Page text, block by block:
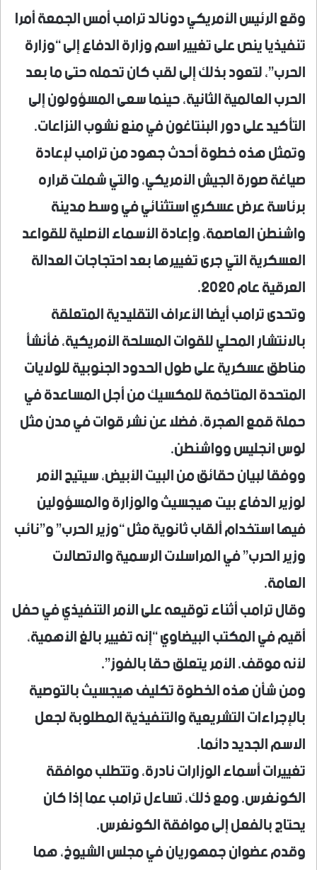
وقع الرئيس الأمريكي دونالد ترامب أمس الجمعة أمرا
تنفيذيا ينص على تغيير اسم وزارة الدفاع إلى “وزارة
الحرب”، لتعود بذلك إلى لقب كان تحمله حتى ما بعد
الحرب العالمية الثانية، حينما سعى المسؤولون إلى
التأكيد على دور البنتاغون في منع نشوب النزاعات.
وتمثل هذه خطوة أحدث جهود من ترامب لإعادة
صياغة صورة الجيش الأمريكي، والتي شملت قراره
برئاسة عرض عسكري استثنائي في وسط مدينة
واشنطن العاصمة، وإعادة الأسماء الأصلية للقواعد
العسكرية التي جرى تغييرها بعد احتجاجات العدالة
العرقية عام 2020.
وتحدى ترامب أيضا الأعراف التقليدية المتعلقة
بالانتشار المحلي للقوات المسلحة الأمريكية، فأنشأ
مناطق عسكرية على طول الحدود الجنوبية للولايات
المتحدة المتاخمة للمكسيك من أجل المساعدة في
حملة قمع الهجرة، فضلا عن نشر قوات في مدن مثل
لوس انجليس وواشنطن.
ووفقا لبيان حقائق من البيت الأبيض، سيتيح الأمر
لوزير الدفاع بيت هيجسيث والوزارة والمسؤولين
فيها استخدام ألقاب ثانوية مثل “وزير الحرب” و”نائب
وزير الحرب” في المراسلات الرسمية والاتصالات
العامة.
وقال ترامب أثناء توقيعه على الأمر التنفيذي في حفل
أقيم في المكتب البيضاوي “إنه تغيير بالغ الأهمية،
لأنه موقف. الأمر يتعلق حقا بالفوز”.
ومن شأن هذه الخطوة تكليف هيجسيث بالتوصية
بالإجراءات التشريعية والتنفيذية المطلوبة لجعل
الاسم الجديد دائما.
تغييرات أسماء الوزارات نادرة، وتتطلب موافقة
الكونغرس. ومع ذلك، تساءل ترامب عما إذا كان
يحتاج بالفعل إلى موافقة الكونغرس.
وقدم عضوان جمهوريان في مجلس الشيوخ، هما